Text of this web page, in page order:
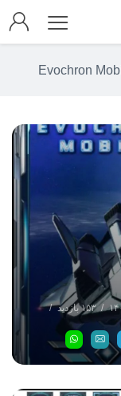
Evochron
۱۵۳ بازدید